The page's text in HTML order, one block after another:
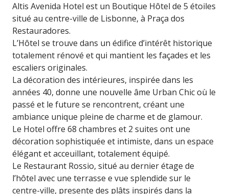
Altis Avenida Hotel est un Boutique Hôtel de 5 étoiles
situé au centre-ville de Lisbonne, à Praça dos
Restauradores.
L’Hôtel se trouve dans un édifice d’intérêt historique
totalement rénové et qui mantient les façades et les
escaliers originales.
La décoration des intérieures, inspirée dans les
années 40, donne une nouvelle âme Urban Chic où le
passé et le future se rencontrent, créant une
ambiance unique pleine de charme et de glamour.
Le Hotel offre 68 chambres et 2 suites ont une
décoration sophistiquée et intimiste, dans un espace
élégant et acceuillant, totalement équipé.
Le Restaurant Rossio, situé au dernier étage de
l’hôtel avec une terrasse e vue splendide sur le
centre-ville, presente des plâts inspirés dans la